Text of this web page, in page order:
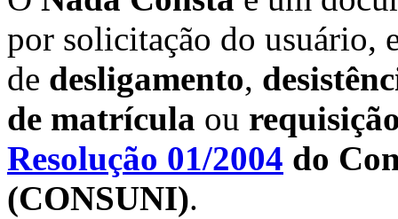
por solicitação do usuário,
de desligamento,
de matrícula ou
Resolução 01/2004 do
(CONSUNI).